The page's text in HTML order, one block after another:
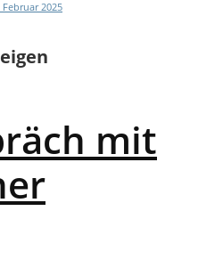
2025
mit